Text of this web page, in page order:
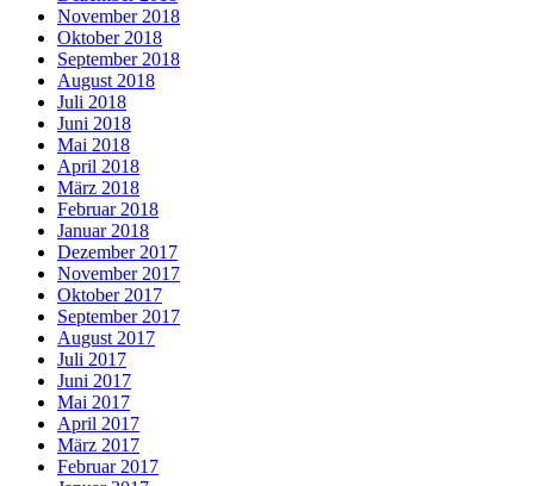
November 2018
Oktober 2018
September 2018
August 2018
Juli 2018
Juni 2018
Mai 2018
April 2018
März 2018
Februar 2018
Januar 2018
Dezember 2017
November 2017
Oktober 2017
September 2017
August 2017
Juli 2017
Juni 2017
Mai 2017
April 2017
März 2017
Februar 2017